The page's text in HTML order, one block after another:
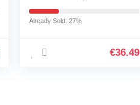
2,4 GHz
Already Sold: 27%
€36.49